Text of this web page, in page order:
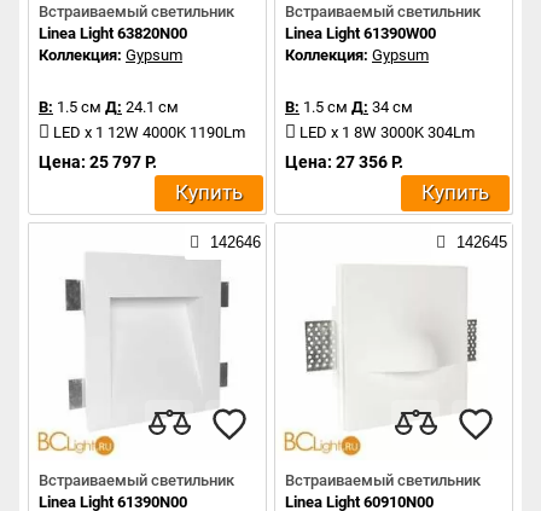
Встраиваемый светильник
Linea Light 63820N00
Коллекция: Gypsum
В: 1.5 см Д: 24.1 см
LED x 1 12W 4000K 1190Lm
Цена: 25 797 Р.
Купить
Встраиваемый светильник
Linea Light 61390W00
Коллекция: Gypsum
В: 1.5 см Д: 34 см
LED x 1 8W 3000K 304Lm
Цена: 27 356 Р.
Купить
142646
Встраиваемый светильник
Linea Light 61390N00
142645
Встраиваемый светильник
Linea Light 60910N00